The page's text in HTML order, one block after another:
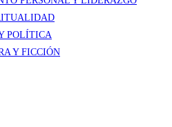
POLÍTICA
Y FICCIÓN